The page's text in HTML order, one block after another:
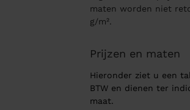
maten worden niet
g/m².
Prijzen en maten
Hieronder ziet u een
BTW en dienen ter
maat.